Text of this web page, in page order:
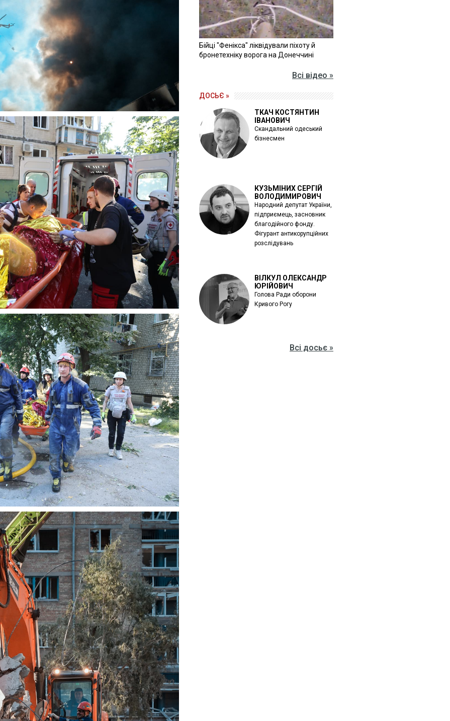
Бійці "Фенікса" ліквідували піхоту й
бронетехніку ворога на Донеччині
Всі відео »
ДОСЬЄ »
ТКАЧ КОСТЯНТИН
ІВАНОВИЧ
Скандальний одеський
бізнесмен
КУЗЬМІНИХ СЕРГІЙ
ВОЛОДИМИРОВИЧ
Народний депутат України,
підприємець, засновник
благодійного фонду.
Фігурант антикорупційних
розслідувань
ВІЛКУЛ ОЛЕКСАНДР
ЮРІЙОВИЧ
Голова Ради оборони
Кривого Рогу
Всі досьє »